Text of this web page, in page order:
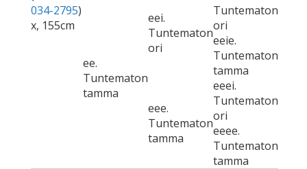
034-2795)
x, 155cm
ee.
Tuntematon
tamma
eei.
Tuntematon
ori
Tuntematon
ori
eeie.
Tuntematon
tamma
eee.
Tuntematon
tamma
eeei.
Tuntematon
ori
eeee.
Tuntematon
tamma